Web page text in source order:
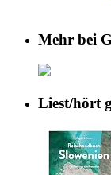
Mehr bei
Liest/hört